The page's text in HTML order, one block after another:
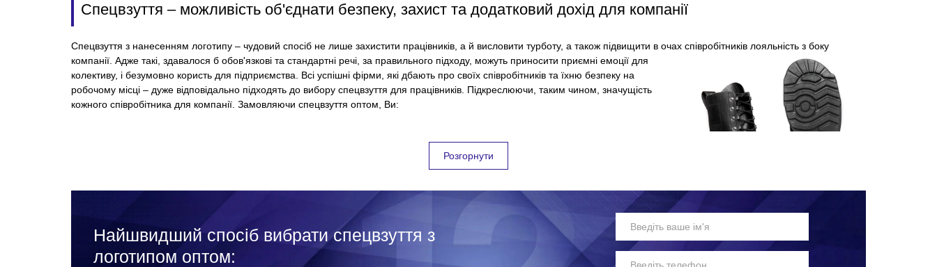
Спецвзуття – можливість об'єднати безпеку, захист та додатковий дохід для компанії
Спецвзуття з нанесенням логотипу – чудовий спосіб не лише захистити працівників, а й висловити турботу, а також підвищити в очах співробітників лояльність з боку
компанії. Адже такі, здавалося б обов'язкові та стандартні речі, за правильного підходу, можуть приносити приємні емоції для
колективу, і безумовно користь для підприємства. Всі успішні фірми, які дбають про своїх співробітників та їхню безпеку на
робочому місці – дуже відповідально підходять до вибору спецвзуття для працівників. Підкреслюючи, таким чином, значущість
кожного співробітника для компанії. Замовляючи спецвзуття оптом, Ви:
захищаєте своїх працівників від нещасних випадків, травм та інших неприємних ситуацій на робочому місці;
Розгорнути
Найшвидший спосіб вибрати спецвзуття з
логотипом оптом: